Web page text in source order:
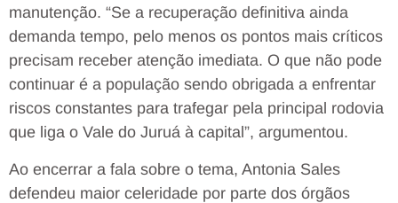
manutenção. “Se a recuperação definitiva ainda
demanda tempo, pelo menos os pontos mais críticos
precisam receber atenção imediata. O que não pode
continuar é a população sendo obrigada a enfrentar
riscos constantes para trafegar pela principal rodovia
que liga o Vale do Juruá à capital”, argumentou.
Ao encerrar a fala sobre o tema, Antonia Sales
defendeu maior celeridade por parte dos órgãos